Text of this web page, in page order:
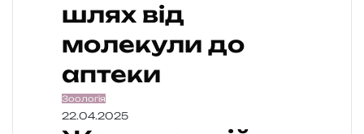
шлях від
молекули до
аптеки
Зоологія
22.04.2025